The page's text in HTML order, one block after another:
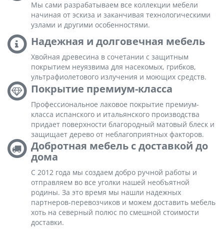
Мы сами разрабатываем все коллекции мебели
начиная от эскиза и заканчивая технологическими
узлами и другими особенностями.
Надежная и долговечная мебель
Хвойная древесина в сочетании с защитным
покрытием неуязвима для насекомых, грибков,
ультрафиолетового излучения и моющих средств.
Покрытие премиум-класса
Профессиональное лаковое покрытие премиум-
класса испанского и итальянского производства
придает поверхности благородный матовый блеск и
защищает дерево от неблагоприятных факторов.
Добротная мебель с доставкой до
дома
С 2012 года мы создаем добро ручной работы и
отправляем во все уголки нашей необъятной
родины. За это время мы нашли надежных
партнеров-перевозчиков и можем доставить мебель
хоть на северный полюс по смешной стоимости
доставки.